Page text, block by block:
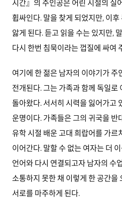
시간』의 주인공은 어린 시절의 실
휩싸인다. 말을 찾게 되었지만, 이
앓게 된다. 듣고 읽을 수는 있지만,
다시 한번 침묵이라는 껍질에 싸여
여기에 한 젊은 남자의 이야기가 주
전개된다. 그는 가족과 함께 독일
돌아왔다. 서서히 시력을 잃어가고
운명이다. 가족들은 그의 귀국을 반
유학 시절 배운 고대 희랍어를 가
이어간다. 말할 수 없는 여자는 더
언어와 다시 연결되고자 남자의 수
소통하지 못한 채 이렇게 한 공간을
서로를 마주하게 된다.